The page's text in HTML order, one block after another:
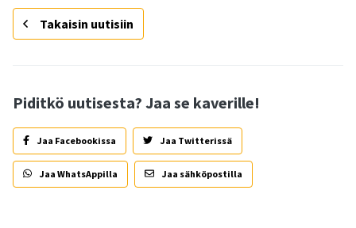
Takaisin uutisiin
Piditkö uutisesta? Jaa se kaverille!
Jaa Facebookissa Jaa Twitterissä
Jaa WhatsAppilla Jaa sähköpostilla